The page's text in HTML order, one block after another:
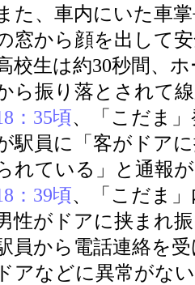
た、車内にいた車
窓から顔を出して
校生は約30秒間、
ら振り落とされて
：35頃、「こだま
駅員に「客がドア
れている」と通報
：39頃、「こだま
性がドアに挟まれ
員から電話連絡を
ドアなどに異常がな